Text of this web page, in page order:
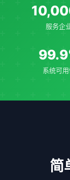
服务企
系统可用
简